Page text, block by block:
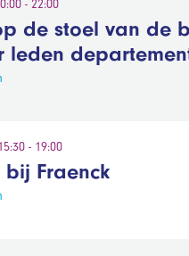
- 22:00
de stoel van de
leden
- 19:00
Fraenck